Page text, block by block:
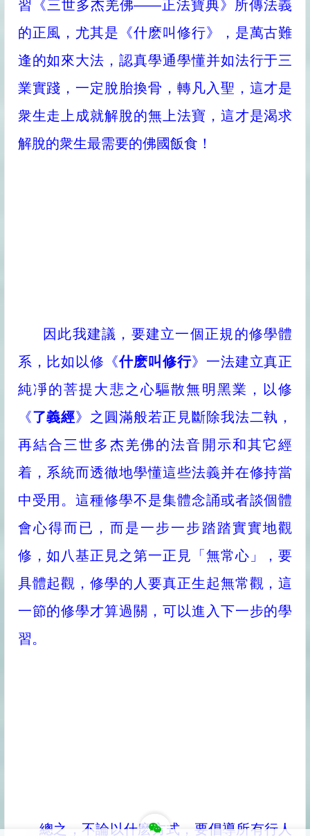
習《三世多杰羌佛——正法寶典》所傳法義
的正風，尤其是《什麽叫修行》，是萬古難
逢的如來大法，認真學通學懂并如法行于三
業實踐，一定脫胎換骨，轉凡入聖，這才是
衆生走上成就解脫的無上法寶，這才是渴求
解脫的衆生最需要的佛國飯食！
因此我建議，要建立一個正規的修學體
系，比如以修《什麽叫修行》一法建立真正
純凈的菩提大悲之心驅散無明黑業，以修
《了義經》之圓滿般若正見斷除我法二執，
再結合三世多杰羌佛的法音開示和其它經
着，系統而透徹地學懂這些法義并在修持當
中受用。這種修學不是集體念誦或者談個體
會心得而已，而是一步一步踏踏實實地觀
修，如八基正見之第一正見「無常心」，要
具體起觀，修學的人要真正生起無常觀，這
一節的修學才算過關，可以進入下一步的學
習。
總之，不論以什麽方式，要倡導所有行人